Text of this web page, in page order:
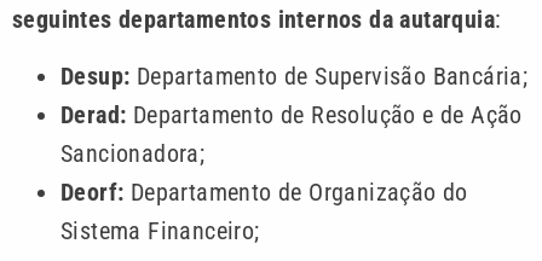
seguintes departamentos internos da autarquia:
Desup: Departamento de Supervisão Bancária;
Derad: Departamento de Resolução e de Ação
Sancionadora;
Deorf: Departamento de Organização do
Sistema Financeiro;